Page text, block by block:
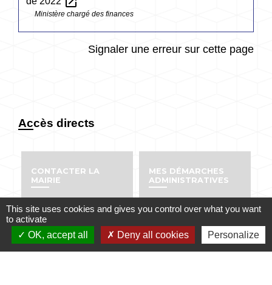
Ministère chargé des finances
Signaler une erreur sur cette page
Accès directs
CONTACTER LA
MAIRIE
email
MES DÉMARCHES
ADMINISTRATIVES
account_balance
This site uses cookies and gives you control over what you want
to activate
OK, accept all
Deny all cookies Personalize